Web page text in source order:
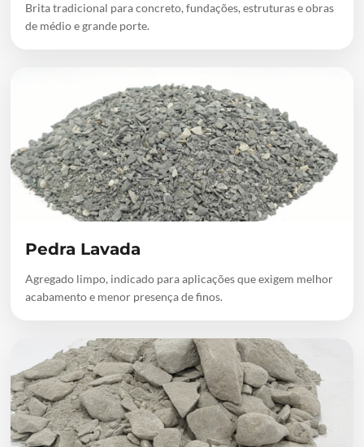
Brita tradicional para concreto, fundações, estruturas e obras
de médio e grande porte.
Pedra Lavada
Agregado limpo, indicado para aplicações que exigem melhor
acabamento e menor presença de finos.